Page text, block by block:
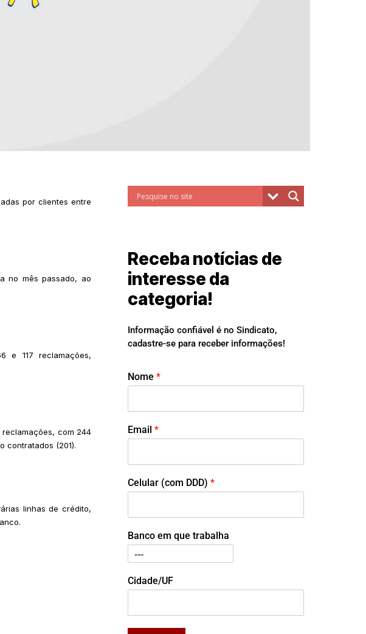
por clientes entre
no mês passado, ao
e 117 reclamações,
com 244
contratados (201).
linhas de crédito,
Receba notícias de
interesse da
categoria!
Informação confiável é no Sindicato,
cadastre-se para receber informações!
Nome *
Email *
Celular (com DDD) *
Banco em que trabalha
Cidade/UF